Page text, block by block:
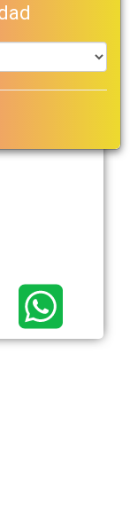
iluminación,